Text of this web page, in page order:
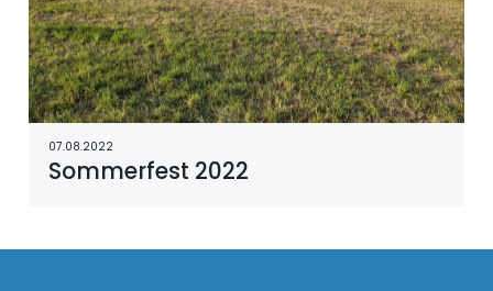
07.08.2022
Sommerfest 2022